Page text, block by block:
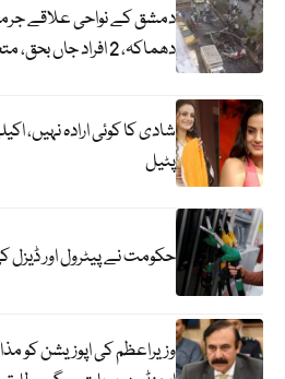
دمشق کے نواحی علاقے
دھماکہ، 2 افراد جاں بحق، متعدد زخمی
شادی کا کوئی ارادہ نہیں،
پٹیل
حکومت نے پیٹرول اور
وزیراعظم کی اپوزیشن کو